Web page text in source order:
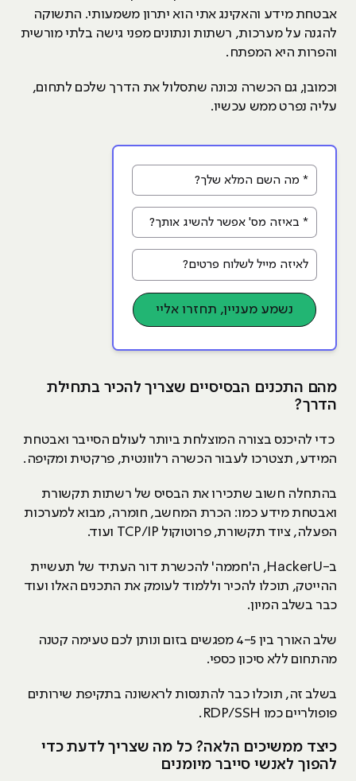
אבטחת מידע והאקינג אתי הוא יתרון משמעותי. התשוקה
להגנה על מערכות, רשתות ונתונים מפני גישה בלתי מורשית
והפרות היא המפתח.
וכמובן, גם הכשרה נכונה שתסלול את הדרך שלכם לתחום,
עליה נפרט ממש עכשיו.
* מה השם המלא שלך?
* באיזה מס' אפשר להשיג אותך?
לאיזה מייל לשלוח פרטים?
נשמע מעניין, תחזרו אליי
מהם התכנים הבסיסיים שצריך להכיר בתחילת
הדרך?
כדי להיכנס בצורה המוצלחת ביותר לעולם הסייבר ואבטחת
המידע, תצטרכו לעבור הכשרה רלוונטית, פרקטית ומקיפה.
בהתחלה חשוב שתכירו את הבסיס של רשתות תקשורת
ואבטחת מידע כמו: הכרת המחשב, חומרה, מבוא למערכות
הפעלה, ציוד תקשורת, פרוטוקול TCP/IP ועוד.
ב-HackerU, ה'חממה' להכשרת דור העתיד של תעשיית
ההייטק, תוכלו להכיר וללמוד לעומק את התכנים האלו ועוד
כבר בשלב המיון.
שלב האורך בין 4-5 מפגשים בזום ונותן לכם טעימה קטנה
מהתחום ללא סיכון כספי.
בשלב זה, תוכלו כבר להתנסות לראשונה בתקיפת שירותים
פופולריים כמו RDP/SSH.
כיצד ממשיכים הלאה? כל מה שצריך לדעת כדי
להפוך לאנשי סייבר מיומנים